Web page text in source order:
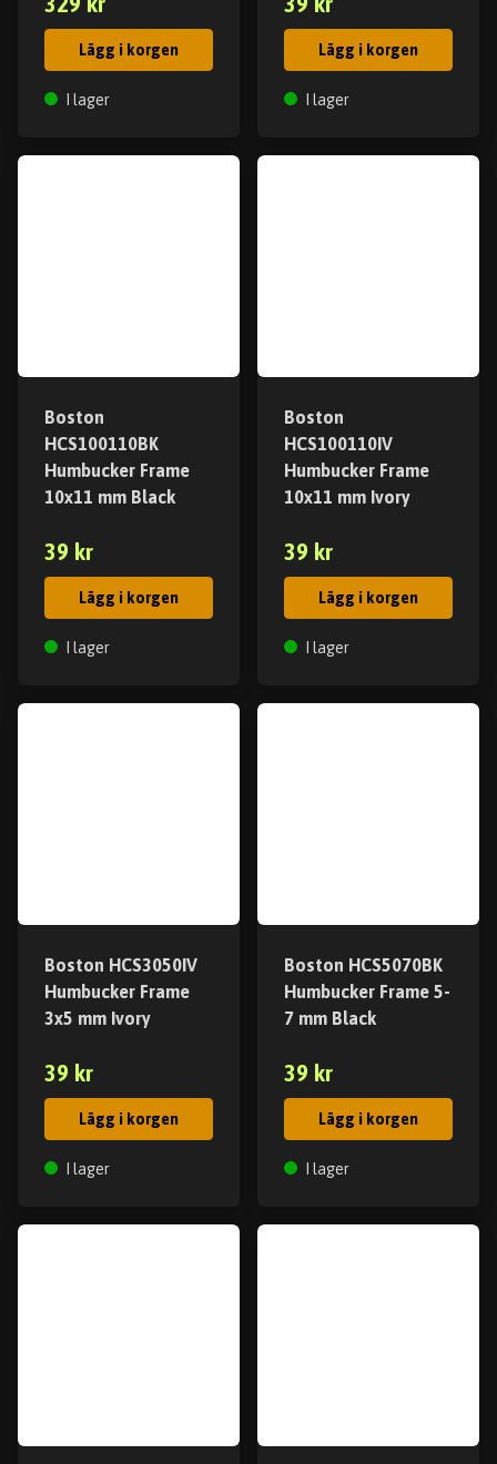
Lägg i korgen
I lager
Lägg i korgen
I lager
Boston
HCS100110BK
Humbucker Frame
10x11 mm Black
39 kr
Lägg i korgen
I lager
Boston
HCS100110IV
Humbucker Frame
10x11 mm Ivory
39 kr
Lägg i korgen
I lager
Boston HCS3050IV
Humbucker Frame
3x5 mm Ivory
39 kr
Lägg i korgen
I lager
Boston HCS5070BK
Humbucker Frame 5-
7 mm Black
39 kr
Lägg i korgen
I lager